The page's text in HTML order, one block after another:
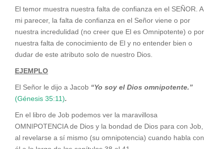
El temor muestra nuestra falta de confianza en el SEÑOR. A
mi parecer, la falta de confianza en el Señor viene o por
nuestra incredulidad (no creer que El es Omnipotente) o por
nuestra falta de conocimiento de El y no entender bien o
dudar de este atributo solo de nuestro Dios.
EJEMPLO
El Señor le dijo a Jacob “Yo soy el Dios omnipotente.”
(Génesis 35:11).
En el libro de Job podemos ver la maravillosa
OMNIPOTENCIA de Dios y la bondad de Dios para con Job,
al revelarse a sí mismo (su omnipotencia) cuando habla con